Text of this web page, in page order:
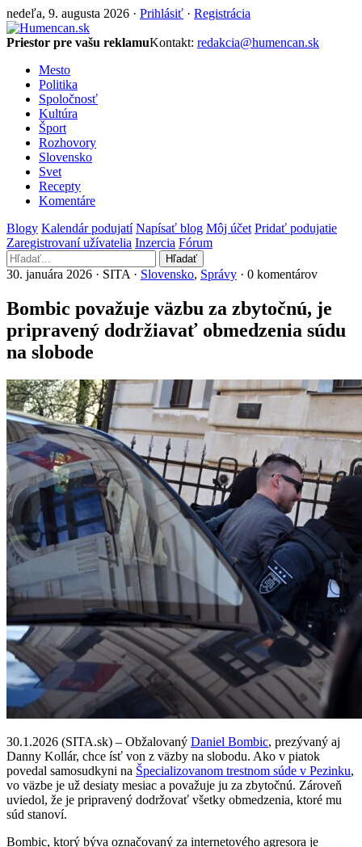
nedeľa, 9. augusta 2026 · Prihlásiť · Registrácia
Priestor pre vašu reklamuKontakt: redakcia@humencan.sk
Mesto
Politika
Spoločnosť
Kultúra
Šport
Rozhovory
Slovensko
Svet
Recepty
Komentáre
Blogy Kalendár podujatí Napísať blog Môj účet Pridať podujatie
Zaregistrovaní užívatelia Inzercia Fórum
Hľadať
30. januára 2026 · SITA · Slovensko, Správy · 0 komentárov
Bombic považuje väzbu za zbytočnú, je
pripravený dodržiavať obmedzenia súdu
na slobode
30.1.2026 (SITA.sk) – Obžalovaný Daniel Bombic, prezývaný aj
Danny Kollár, chce ísť von z väzby na slobodu. Ako v piatok
povedal samosudkyni na Špecializovanom trestnom súde v Pezinku,
vo väzbe je už desiaty mesiac a považuje ju za zbytočnú. Zároveň
uviedol, že je pripravený dodržovať všetky obmedzenia, ktoré mu
súd stanoví.
Bombic, ktorý býva označovaný za internetového agresora je